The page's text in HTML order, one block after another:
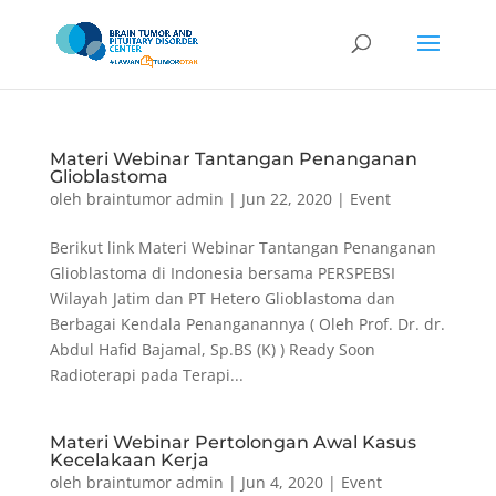
Materi Webinar Tantangan Penanganan
Glioblastoma
oleh braintumor admin | Jun 22, 2020| Event
Berikut link Materi Webinar Tantangan Penanganan
Glioblastoma di Indonesia bersama PERSPEBSI
Wilayah Jatim dan PT Hetero Glioblastoma dan
Berbagai Kendala Penanganannya ( Oleh Prof. Dr. dr.
Abdul Hafid Bajamal, Sp.BS (K) ) Ready Soon
Radioterapi pada Terapi...
Materi Webinar Pertolongan Awal Kasus
Kecelakaan Kerja
oleh braintumor admin | Jun 4, 2020| Event